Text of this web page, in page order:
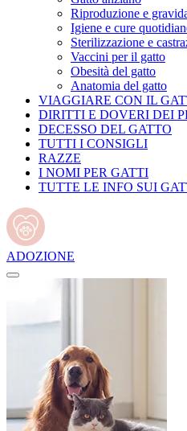
Riproduzione e
Igiene e cure
Sterilizzazione e
Vaccini per il gatto
Obesità del gatto
Anatomia del gatto
VIAGGIARE CON IL
DIRITTI E DOVERI DEI
DECESSO DEL GATTO
TUTTI I CONSIGLI
RAZZE
I NOMI PER GATTI
TUTTE LE INFO SUI
ADOZIONE